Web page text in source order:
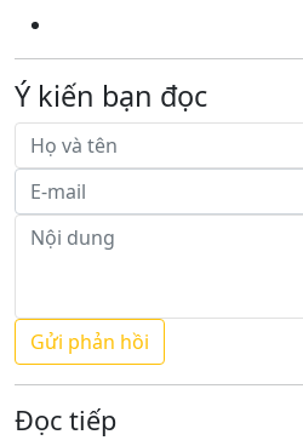
Ý kiến bạn đọc
Đọc tiếp